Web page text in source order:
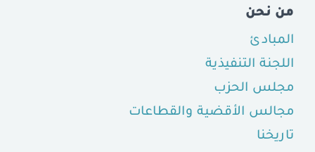
من نحن
المبادئ
اللجنة التنفيذية
مجلس الحزب
مجالس الأقضية والقطاعات
تاريخنا